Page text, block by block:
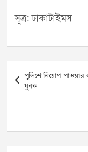
সূত্র: ঢাকাটাইমস
Post
navigation
পুলিশে নিয়োগ
যুবক